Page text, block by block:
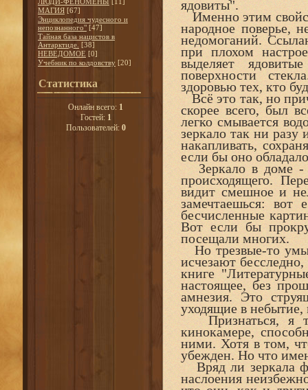
МАГИЯ [67]
Энциклопедия чудесного и
непознанного" [47]
Тайная база нацистов в
Антарктиде. [38]
НЕВЕДОМОЕ [0]
Учебник по колдовству [20]
Статистика
Онлайн всего: 1
Гостей: 1
Пользователей: 0
ядовиты".
Именно этим
народное поверье,
недомоганий.
при плохом
выделяет
поверхности
здоровью тех, кто
Всё это так, но
скорее всего, был
легко смывается
зеркало так ни
накапливать,
если бы оно
Зеркало в доме -
происходящего.
видит смешное и
замечтаешься: вот
бесчисленные
Вот если бы
посещали многих.
Но трезвые-то
исчезают
книге
настоящее, без
амнезия. Это
уходящие в небытие,
Признаться, я
кинокамере,
ними. Хотя в том,
убежден. Но что
Вряд ли зеркала
наслоения